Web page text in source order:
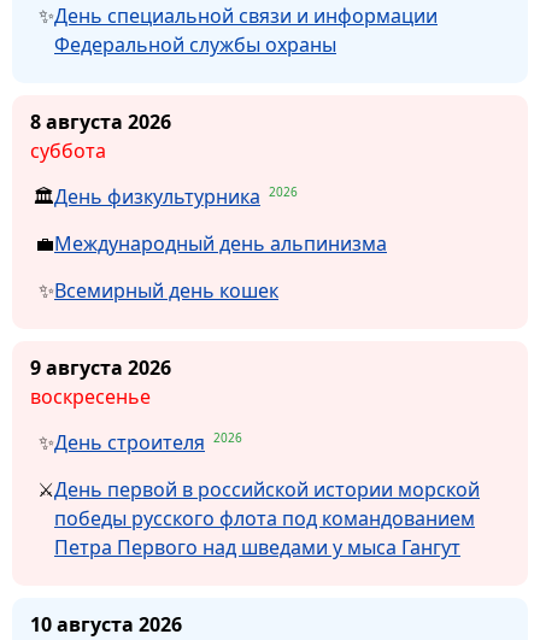
День специальной связи и информации
Федеральной службы охраны
8 августа 2026
суббота
День физкультурника 2026
Международный день альпинизма
Всемирный день кошек
9 августа 2026
воскресенье
День строителя 2026
День первой в российской истории морской
победы русского флота под командованием
Петра Первого над шведами у мыса Гангут
10 августа 2026